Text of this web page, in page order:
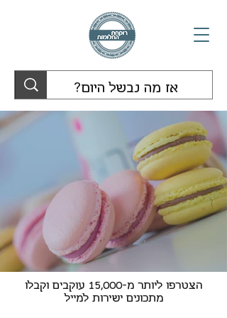
הצטרפו ליותר מ-15,000 עוקבים וקבלו
מתכונים ישירות למייל